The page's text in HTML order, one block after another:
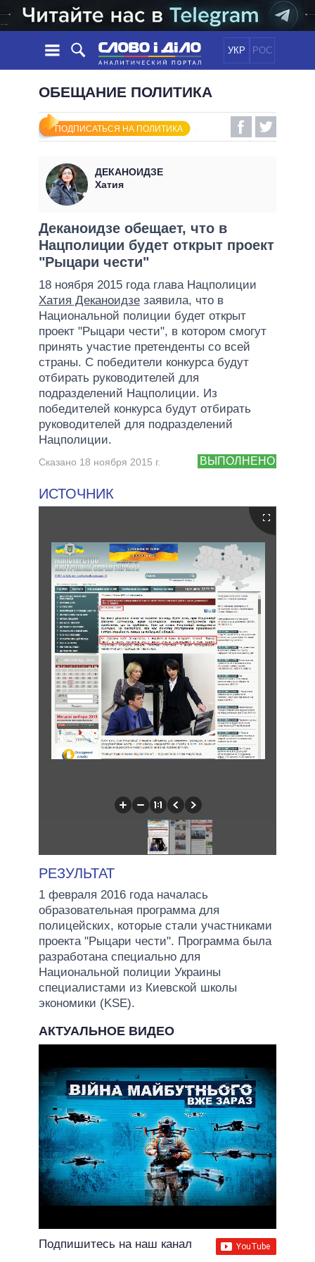
УКР РОС
НОВОСТИ
ЛЕНТА
СОБЫТИЯ
СТАТЬИ
МНЕНИЯ
ОБЗОРЫ
ДАЙДЖЕСТЫ
ПОЛИТИКА
ЭКОНОМИКА
ОБЕЩАНИЯ
ВСЕ ПОЛИТИКИ
ПРЕЗИДЕНТ И ОФИС
ВЕРХОВНАЯ РАДА
КАБИНЕТ МИНИСТРОВ
ГЛАВЫ ОБЛАДМИНИСТРАЦИЙ
МЭРЫ
ВСЕ ПЕРСОНЫ
ИНФОГРАФИКА
ПОДДЕРЖАТЬ
ОБЕЩАНИЕ ПОЛИТИКА
ПОДПИСАТЬСЯ НА ПОЛИТИКА
ДЕКАНОИДЗЕ
Хатия
Деканоидзе обещает, что в
Нацполиции будет открыт проект
"Рыцари чести"
18 ноября 2015 года глава Нацполиции
Хатия Деканоидзе заявила, что в
Национальной полиции будет открыт
проект "Рыцари чести", в котором смогут
принять участие претенденты со всей
страны. С победители конкурса будут
отбирать руководителей для
подразделений Нацполиции. Из
победителей конкурса будут отбирать
руководителей для подразделений
Нацполиции.
ВЫПОЛНЕНО
Сказано 18 ноября 2015 г.
ИСТОЧНИК
РЕЗУЛЬТАТ
1 февраля 2016 года началась
образовательная программа для
полицейских, которые стали участниками
проекта "Рыцари чести". Программа была
разработана специально для
Национальной полиции Украины
специалистами из Киевской школы
экономики (KSE).
АКТУАЛЬНОЕ ВИДЕО
Подпишитесь на наш канал